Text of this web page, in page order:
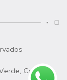
Cotia/SP